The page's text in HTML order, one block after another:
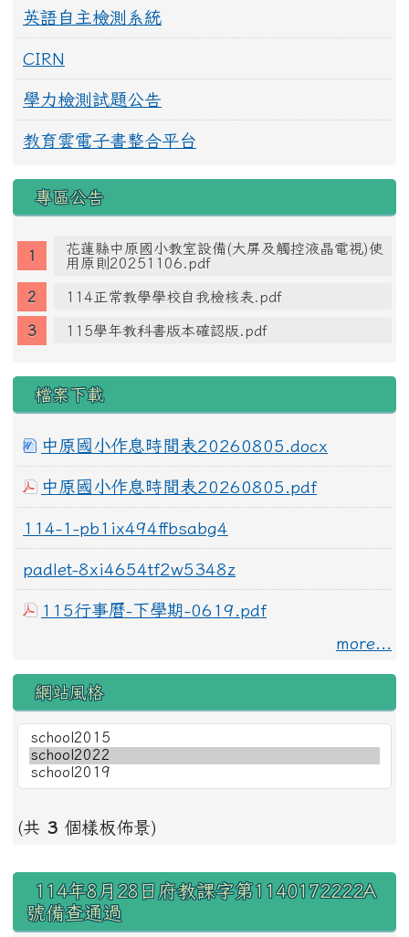
英語自主檢測系統
CIRN
學力檢測試題公告
教育雲電子書整合平台
專區公告
花蓮縣中原國小教室設備(大屏及觸控液晶電視)使
用原則20251106.pdf
114正常教學學校自我檢核表.pdf
115學年教科書版本確認版.pdf
檔案下載
中原國小作息時間表20260805.docx
中原國小作息時間表20260805.pdf
114-1-pb1ix494ffbsabg4
padlet-8xi4654tf2w5348z
115行事曆-下學期-0619.pdf
more...
網站風格
(共 3 個樣板佈景)
右邊區域內容
114年8月28日府教課字第1140172222A
號備查通過